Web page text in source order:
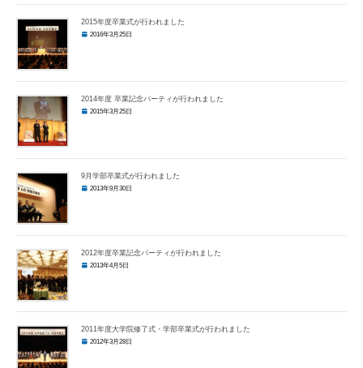
2015年度卒業式が行われました
2016年3月25日
2014年度 卒業記念パーティが行われました
2015年3月25日
9月学部卒業式が行われました
2013年9月30日
2012年度卒業記念パーティが行われました
2013年4月5日
2011年度大学院修了式・学部卒業式が行われました
2012年3月28日